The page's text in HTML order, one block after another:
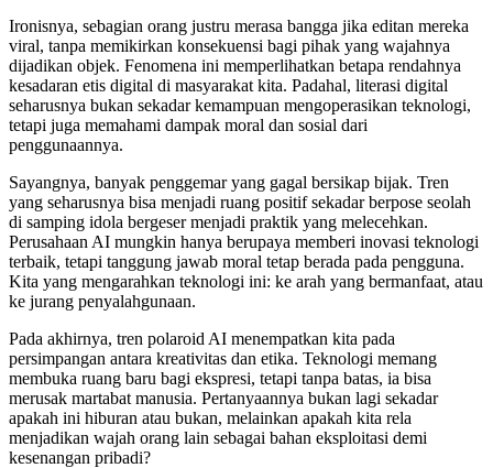
Ironisnya, sebagian orang justru merasa bangga jika editan mereka
viral, tanpa memikirkan konsekuensi bagi pihak yang wajahnya
dijadikan objek. Fenomena ini memperlihatkan betapa rendahnya
kesadaran etis digital di masyarakat kita. Padahal, literasi digital
seharusnya bukan sekadar kemampuan mengoperasikan teknologi,
tetapi juga memahami dampak moral dan sosial dari
penggunaannya.
Sayangnya, banyak penggemar yang gagal bersikap bijak. Tren
yang seharusnya bisa menjadi ruang positif sekadar berpose seolah
di samping idola bergeser menjadi praktik yang melecehkan.
Perusahaan AI mungkin hanya berupaya memberi inovasi teknologi
terbaik, tetapi tanggung jawab moral tetap berada pada pengguna.
Kita yang mengarahkan teknologi ini: ke arah yang bermanfaat, atau
ke jurang penyalahgunaan.
Pada akhirnya, tren polaroid AI menempatkan kita pada
persimpangan antara kreativitas dan etika. Teknologi memang
membuka ruang baru bagi ekspresi, tetapi tanpa batas, ia bisa
merusak martabat manusia. Pertanyaannya bukan lagi sekadar
apakah ini hiburan atau bukan, melainkan apakah kita rela
menjadikan wajah orang lain sebagai bahan eksploitasi demi
kesenangan pribadi?